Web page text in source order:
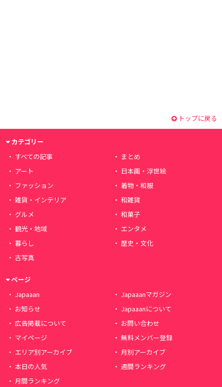
トップに戻る
カテゴリー
すべての記事
まとめ
アート
日本画・浮世絵
ファッション
着物・和服
雑貨・インテリア
和雑貨
グルメ
和菓子
観光・地域
エンタメ
暮らし
歴史・文化
古写真
ページ
Japaaan
Japaaanマガジン
お知らせ
Japaaanについて
広告掲載について
お問い合わせ
マイページ
無料メンバー登録
エリア別アーカイブ
月別アーカイブ
本日の人気
週間ランキング
月間ランキング